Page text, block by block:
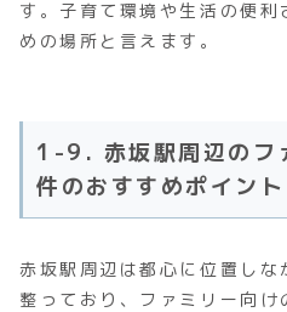
す。子育て環境や生活の便
めの場所と言えます。
1-9. 赤坂駅周辺のフ
件のおすすめポイント
赤坂駅周辺は都心に位置しな
整っており、ファミリー向